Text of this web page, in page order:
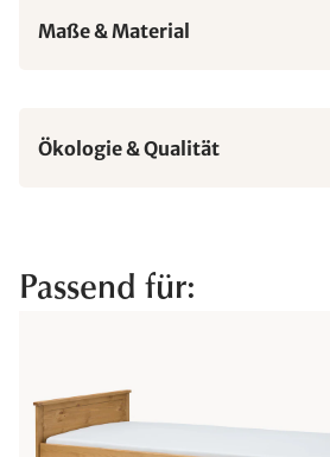
Maße & Material
Ökologie & Qualität
Passend für: